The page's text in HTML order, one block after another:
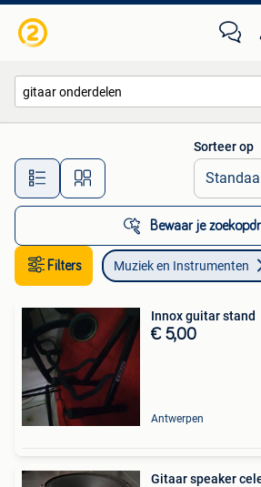
Alle afstanden…
Sorteer op
Bewaar je
Filters Muziek en Instrumenten
Innox guitar stand
€ 5,00
Antwerpen
Gitaar speaker celestion